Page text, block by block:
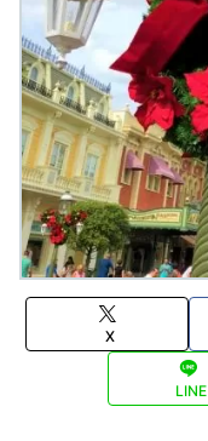
X
LINE